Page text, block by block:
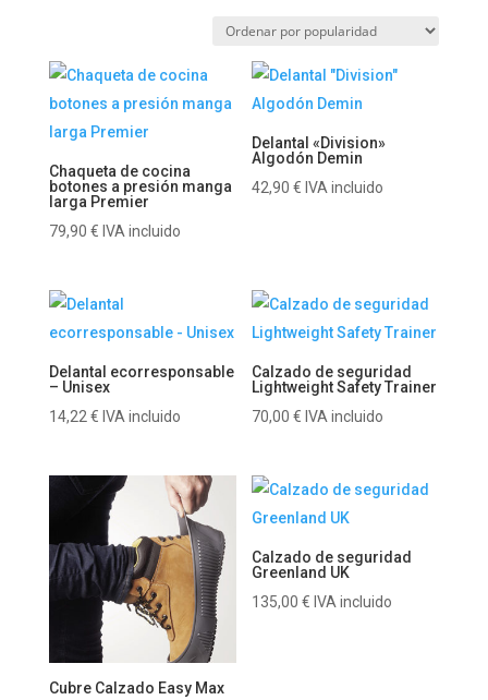
popularidad
Chaqueta de cocina
botones a presión manga
larga Premier
79,90 € IVA incluido
Delantal «Division»
Algodón Demin
42,90€ IVA incluido
Delantal ecorresponsable
– Unisex
14,22 € IVA incluido
Calzado de seguridad
Lightweight Safety Trainer
70,00€ IVA incluido
Cubre Calzado Easy Max
Calzado de seguridad
Greenland UK
135,00€ IVA incluido